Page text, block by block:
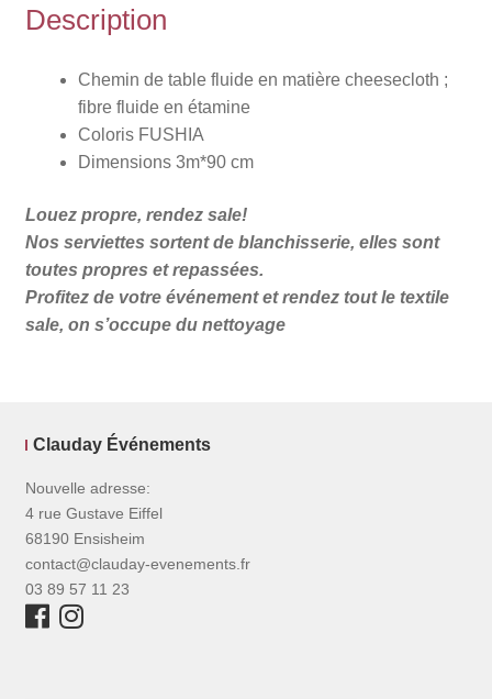
Description
Chemin de table fluide en matière cheesecloth ;
fibre fluide en étamine
Coloris FUSHIA
Dimensions 3m*90 cm
Louez propre, rendez sale!
Nos serviettes sortent de blanchisserie, elles sont
toutes propres et repassées.
Profitez de votre événement et rendez tout le textile
sale, on s’occupe du nettoyage
Clauday Événements
Nouvelle adresse:
4 rue Gustave Eiffel
68190 Ensisheim
contact@clauday-evenements.fr
03 89 57 11 23